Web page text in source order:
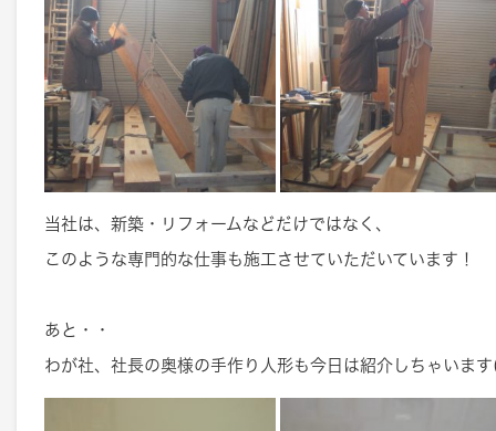
当社は、新築・リフォームなどだけではなく、
このような専門的な仕事も施工させていただいています！
あと・・
わが社、社長の奥様の手作り人形も今日は紹介しちゃいま